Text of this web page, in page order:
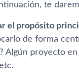
te
el propósito
de forma
Algún proyecto